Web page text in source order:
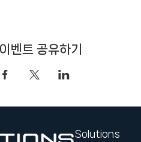
이벤트 공유하기
Solutions